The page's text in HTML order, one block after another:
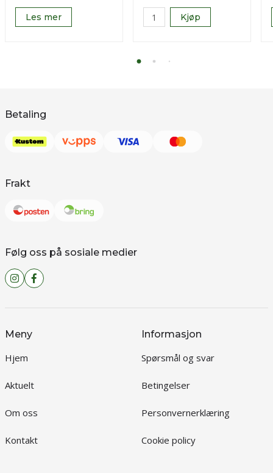
Les mer Kjøp
Betaling
Frakt
Følg oss på sosiale medier
Meny
Hjem
Aktuelt
Om oss
Kontakt
Informasjon
Spørsmål og svar
Betingelser
Personvernerklæring
Cookie policy